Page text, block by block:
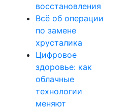
восстановления
Всё об операции
по замене
хрусталика
Цифровое
здоровье: как
облачные
технологии
меняют